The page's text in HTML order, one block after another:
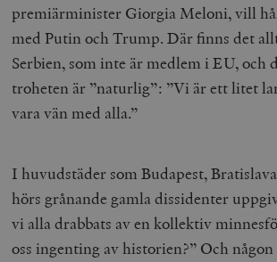
premiärminister Giorgia Meloni, vill
med Putin och Trump. Där finns det
Serbien, som inte är medlem i EU, och
troheten är ”naturlig”: ”Vi är ett litet
vara vän med alla.”
I huvudstäder som Budapest,
hörs grånande gamla dissidenter
vi alla drabbats av en kollektiv
oss ingenting av historien?” Och
_hjFirstSeen